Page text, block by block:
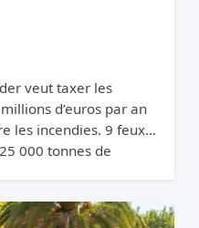
veut taxer les
d’euros par an
les incendies. 9 feux
000 tonnes de